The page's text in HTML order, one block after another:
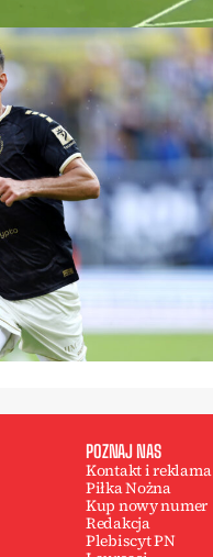
POZNAJ NAS
Kontakt i reklama
Piłka Nożna
Kup nowy numer
Redakcja
Plebiscyt PN